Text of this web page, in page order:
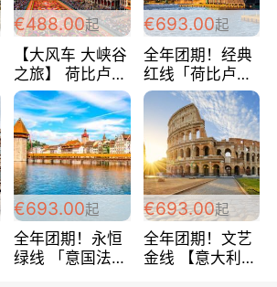
€488.00起
【大风车 大峡谷
之旅】 荷比卢德
法 巴黎上下 经
典五国四日游
488欧/人
€693.00起
全年团期！经典
红线「荷比卢德
法」七天循环 五
国 仅售99欧/人/
天！巴黎上下！
包拼房~
€693.00起
全年团期！永恒
绿线 「意国法
€693.00起
全年团期！文艺
金线 【意大利一